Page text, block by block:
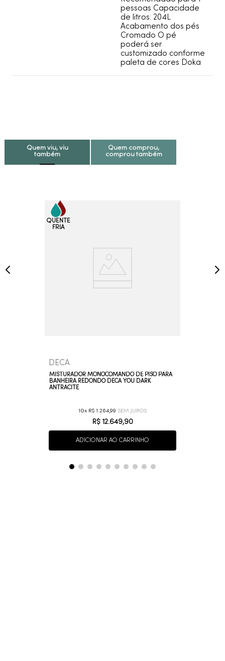
pessoas Capacidade
de litros: 204L
Acabamento dos pés
Cromado O pé
poderá ser
customizado conforme
paleta de cores Doka
Quem viu, viu
também
Quem comprou,
comprou também
DECA
MISTURADOR MONOCOMANDO DE PISO PARA
BANHEIRA REDONDO DECA YOU DARK
ANTRACITE
10 R$ 1.264,99
R$ 12.649,90
ADICIONAR AO CARRINHO